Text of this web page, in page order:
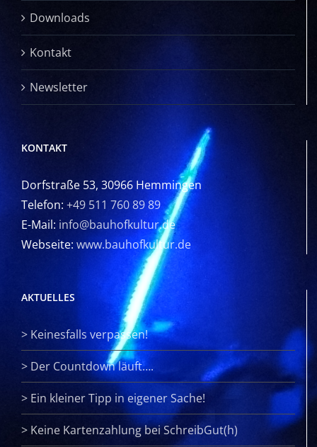
Downloads
Kontakt
Newsletter
KONTAKT
Dorfstraße 53, 30966 Hemmingen
Telefon: +49 511 760 89 89
E-Mail: info@bauhofkultur.de
Webseite: www.bauhofkultur.de
AKTUELLES
> Keinesfalls verpassen!
> Der Countdown läuft….
> Ein kleiner Tipp in eigener Sache!
> Keine Kartenzahlung bei SchreibGut(h)